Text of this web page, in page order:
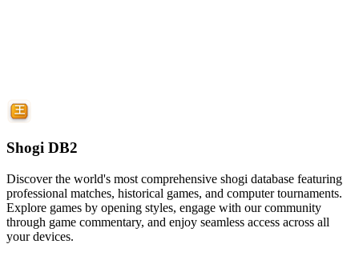
Shogi DB2
Discover the world's most comprehensive shogi database featuring
professional matches, historical games, and computer tournaments.
Explore games by opening styles, engage with our community
through game commentary, and enjoy seamless access across all
your devices.